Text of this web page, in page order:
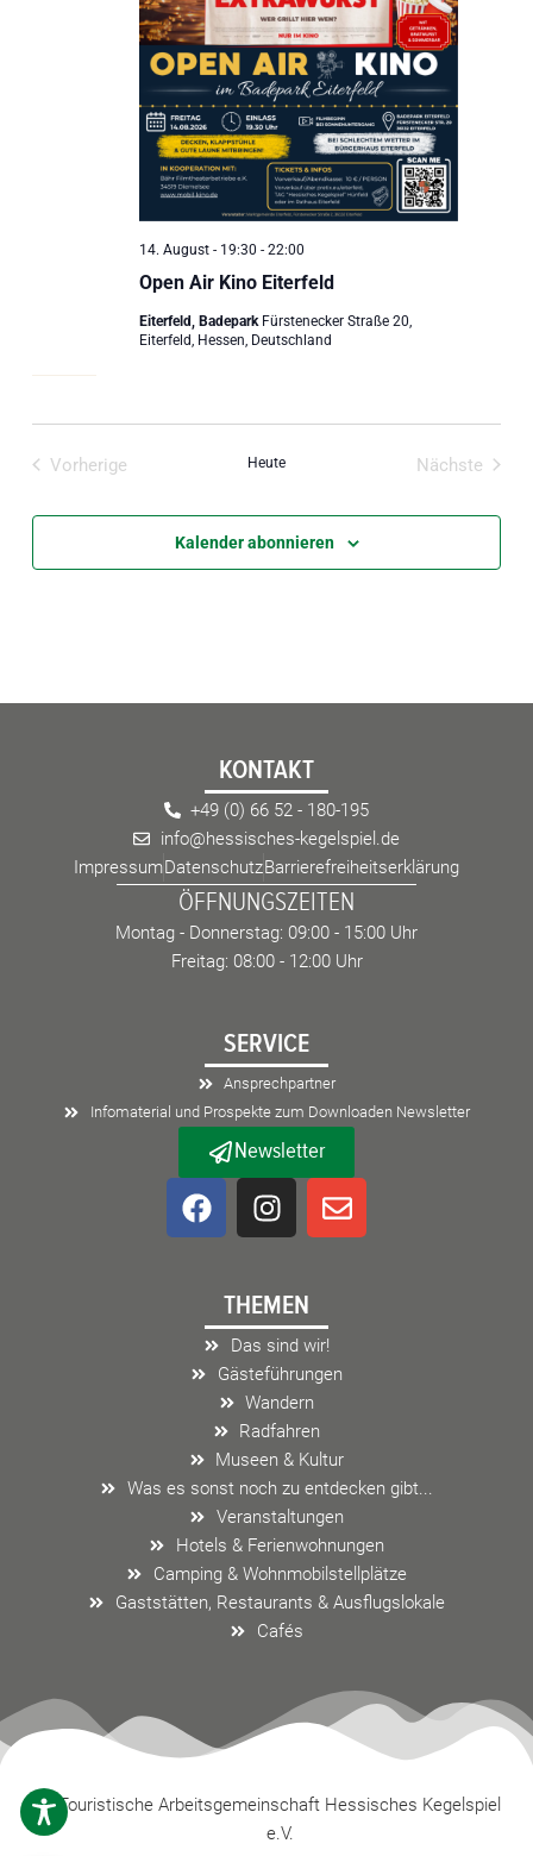
Open Air Kino Eiterfeld
14. August - 19:30 - 22:00
Eiterfeld, Badepark Fürstenecker Straße 20,
Eiterfeld, Hessen, Deutschland
Vorherige
Heute
Nächste
Kalender abonnieren
KONTAKT
+49 (0) 66 52 - 180-195
info@hessisches-kegelspiel.de
ImpressumDatenschutzBarrierefreiheitserklärung
ÖFFNUNGSZEITEN
Montag - Donnerstag: 09:00 - 15:00 Uhr
Freitag: 08:00 - 12:00 Uhr
SERVICE
Ansprechpartner
Infomaterial und Prospekte zum Downloaden Newsletter
Newsletter
F
a
o
o
I
n
a
g
r
a
m
E
n
p
THEMEN
Das sind wir!
Gästeführungen
Wandern
Radfahren
Museen & Kultur
Was es sonst noch zu entdecken gibt...
Veranstaltungen
Hotels & Ferienwohnungen
Camping & Wohnmobilstellplätze
Gaststätten, Restaurants & Ausflugslokale
Cafés
Touristische Arbeitsgemeinschaft Hessisches Kegelspiel
e.V.